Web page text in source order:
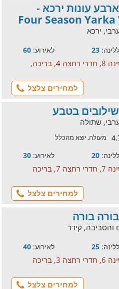
עונות ירכא -
Four Season Yarka
ירכא
23 לאירוע: 60
חדרי שינה 8, חדרי רחצה 4, בריכה,
למחירים צלצל
שילובים בטבע
שתולה
מעולה, יוצא מהכלל
20 לאירוע: 30
7, בריכה
למחירים צלצל
בורה
והסביבה, קידר
25 לאירוע: 40
3, בריכה
למחירים צלצל